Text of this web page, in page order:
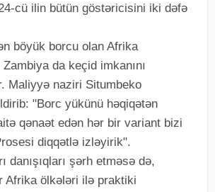
cü ilin bütün göstəricisini iki dəfə
böyük borcu olan Afrika
da keçid imkanını
Maliyyə naziri Situmbeko
"Borc yükünü həqiqətən
qənaət edən hər bir variant bizi
diqqətlə izləyirik".
danışıqları şərh etməsə də,
Afrika ölkələri ilə praktiki